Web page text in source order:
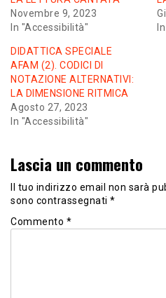
Novembre 9, 2023
In "Accessibilità"
DIDATTICA SPECIALE
AFAM (2). CODICI DI
NOTAZIONE ALTERNATIVI:
LA DIMENSIONE RITMICA
Agosto 27, 2023
In "Accessibilità"
Lascia un commento
Il tuo indirizzo email non sarà
sono contrassegnati *
Commento *